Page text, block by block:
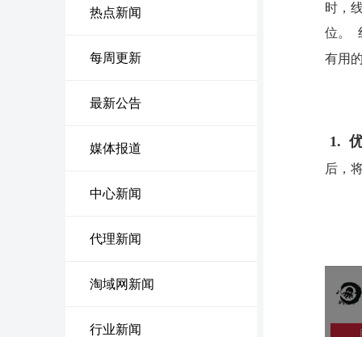
热点新闻
每周更新
最新公告
媒体报道
中心新闻
代理新闻
淘域网新闻
行业新闻
时，
位。
有用
1.
后，